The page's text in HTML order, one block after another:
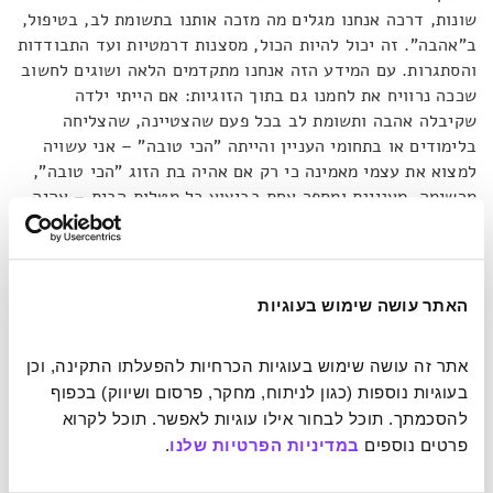
האתר עושה שימוש בעוגיות
פרטים נוספים במדיניות הפרטיות שלנו.
שונות, דרכה אנחנו מגלים מה מזכה אותנו בתשומת לב, בטיפול,
ב"אהבה". זה יכול להיות הכול, מסצנות דרמטיות ועד התבודדות
והסתגרות. עם המידע הזה אנחנו מתקדמים הלאה ושוגים לחשוב
שככה נרוויח את לחמנו גם בתוך הזוגיות: אם הייתי ילדה
שקיבלה אהבה ותשומת לב בכל פעם שהצטיינה, שהצליחה
בלימודים או בתחומי העניין והייתה "הכי טובה" – אני עשויה
למצוא את עצמי מאמינה כי רק אם אהיה בת הזוג "הכי טובה",
מרשימה, מעניינת ומספר אחת בביצוע כל מטלות הבית – אהיה
ראויה לאהבה. לפעמים התנאי הזה עשוי להפוך לדיון פנימי ביני
לבין עצמי בנוגע לכמה ראויה אני. ואם אני לא מחתימה את
תיכנס מאוזן אחת ותצא מהשנייה. נשמע כמו ציפייה מוגזמת
להתאכזב ולהמשיך לאהוב
ציפייה בעייתית נוספת שעליה מדבר דה בוטון בהרצאתו היא